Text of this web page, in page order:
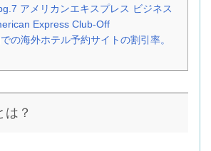
アメリカンエキスプレス ビジネス
Express Club-Off
の海外ホテル予約サイトの割引率。
は？